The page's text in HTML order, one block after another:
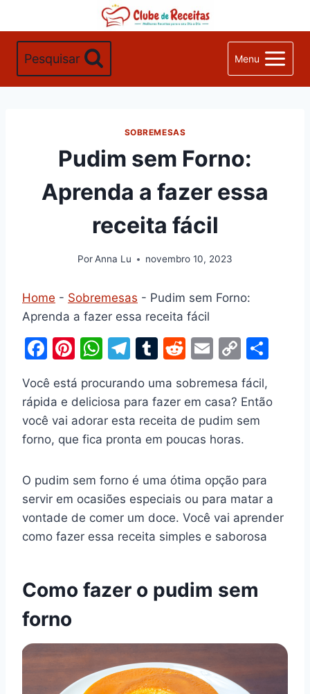
Conteúdo
Pesquisar Menu
SOBREMESAS
Pudim sem Forno:
Aprenda a fazer essa
receita fácil
PorAnna Lu novembro 10, 2023
Home - Sobremesas - Pudim sem Forno:
Aprenda a fazer essa receita fácil
F
c
e
b
o
k
Pi
nt
er
e
st
W
at
s
A
p
T
e
gr
a
T
m
bl
r
R
d
di
t
E
ai
l
C
o
p
y
Li
k
ar
e
Você está procurando uma sobremesa fácil,
rápida e deliciosa para fazer em casa? Então
você vai adorar esta receita de pudim sem
forno, que fica pronta em poucas horas.
O pudim sem forno é uma ótima opção para
servir em ocasiões especiais ou para matar a
vontade de comer um doce. Você vai aprender
como fazer essa receita simples e saborosa
Como fazer o pudim sem
forno